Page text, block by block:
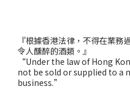
『根據香港法律，不得在業
令人醺醉的酒類。』
“Under the law of Hong
not be sold or supplied to a
business.”